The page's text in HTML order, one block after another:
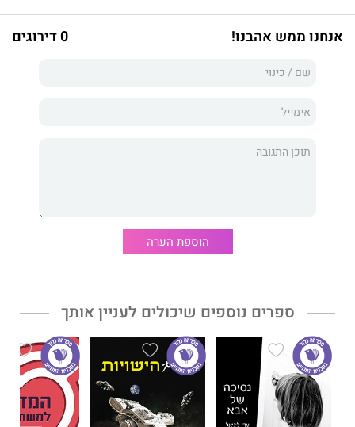
התקופות בחיי, אבל אין בי יותר לחץ ותחושות רעות. אני פשוט זורם
עם החיים. צריך פשוט להחליט, וזה בדיוק מה שעשיתי. אני רוצה חיי
שלווה, נטולי דאגות מכל סוג שהן!
המון שנים ולעזור לכל אדם שימצא תועלת בקריאת הספר. אני מוריד
פה את כל המסכות שעטיתי המון שנים, חושף הכל ומספר על קשיים
מאוד עבורי, וחוויתי המון עליות וירידות קיצוניות במצב הרוח, עד כדי
אנחנו ממש אהבנו! 0 דירוגים
הוספת הערה
ספרים נוספים שיכולים לעניין אותך